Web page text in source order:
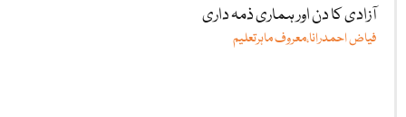
آزادی کا دن اور ہماری ذمہ داری
فیاض احمدرانا،معروف ماہرتعلیم